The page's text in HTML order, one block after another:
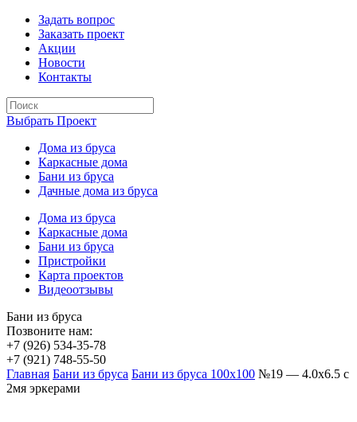
Задать вопрос
Заказать проект
Акции
Новости
Контакты
Выбрать Проект
Дома из бруса
Каркасные дома
Бани из бруса
Дачные дома из бруса
Дома из бруса
Каркасные дома
Бани из бруса
Пристройки
Карта проектов
Видеоотзывы
Бани из бруса
Позвоните нам:
+7 (926) 534-35-78
+7 (921) 748-55-50
Главная Бани из бруса Бани из бруса 100х100 №19 — 4.0х6.5 с
2мя эркерами